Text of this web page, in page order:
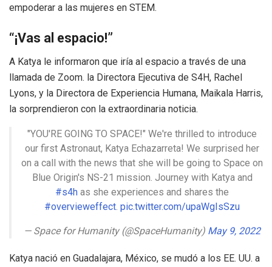
empoderar a las mujeres en STEM.
“¡Vas al espacio!”
A Katya le informaron que iría al espacio a través de una
llamada de Zoom. la Directora Ejecutiva de S4H, Rachel
Lyons, y la Directora de Experiencia Humana, Maikala Harris,
la sorprendieron con la extraordinaria noticia.
"YOU'RE GOING TO SPACE!" We're thrilled to introduce
our first Astronaut, Katya Echazarreta! We surprised her
on a call with the news that she will be going to Space on
Blue Origin's NS-21 mission. Journey with Katya and
#s4h as she experiences and shares the
#overvieweffect pic.twitter.com/upaWgIsSzu
— Space for Humanity (@SpaceHumanity) May 9, 2022
Katya nació en Guadalajara, México, se mudó a los EE. UU. a